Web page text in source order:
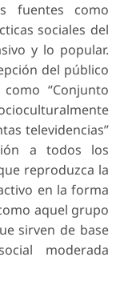
fuentes como
sociales del
y lo popular.
del público
“Conjunto
televidencias”
a todos los
reproduzca la
en la forma
aquel grupo
sirven de base
moderada